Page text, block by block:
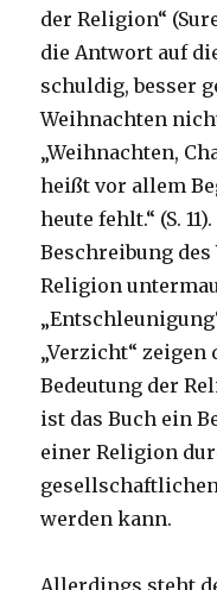
der Religion“
die Antwort auf
schuldig, besser
Weihnachten
„Weihnachten,
heißt vor allem
heute fehlt.“ (S.
Beschreibung
Religion
„Verzicht“
Bedeutung der
ist das Buch ein
einer Religion
werden kann.